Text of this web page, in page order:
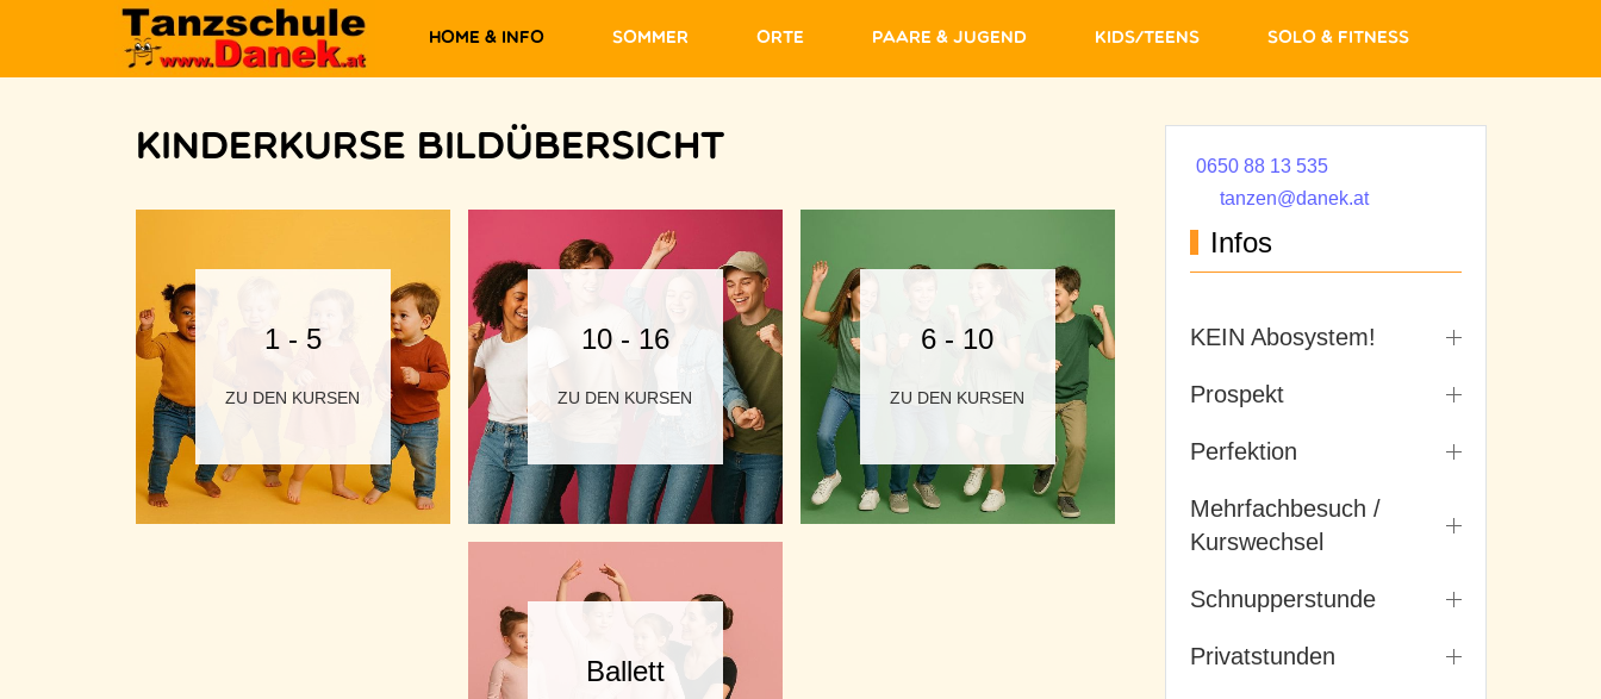
Home & Info Sommer Orte Paare & Jugend Kids/Teens Solo & Fitness
Kinderkurse Bildübersicht
1 - 5
ZU DEN KURSEN
10 - 16
ZU DEN KURSEN
6 - 10
ZU DEN KURSEN
Ballett
0650 88 13 535
tanzen@danek.at
Infos
KEIN Abosystem!
Prospekt
Perfektion
Mehrfachbesuch /
Kurswechsel
Schnupperstunde
Privatstunden